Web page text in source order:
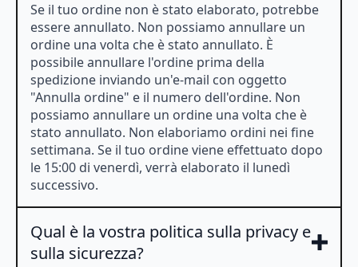
Se il tuo ordine non è stato elaborato, potrebbe
essere annullato. Non possiamo annullare un
ordine una volta che è stato annullato. È
possibile annullare l'ordine prima della
spedizione inviando un'e-mail con oggetto
"Annulla ordine" e il numero dell'ordine. Non
possiamo annullare un ordine una volta che è
stato annullato. Non elaboriamo ordini nei fine
settimana. Se il tuo ordine viene effettuato dopo
le 15:00 di venerdì, verrà elaborato il lunedì
successivo.
Qual è la vostra politica sulla privacy e
sulla sicurezza?